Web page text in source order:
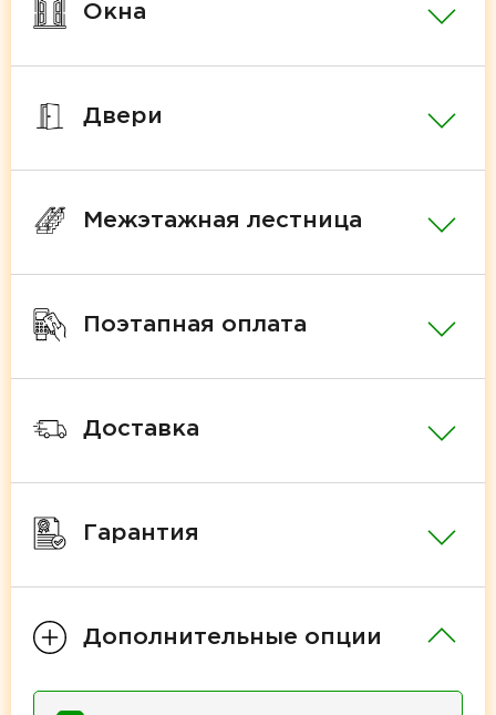
Окна
Двери
Межэтажная лестница
Поэтапная оплата
Доставка
Гарантия
Дополнительные опции